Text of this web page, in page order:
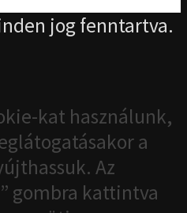
jog fenntartva.
kat használunk,
a
Az
gombra kattintva